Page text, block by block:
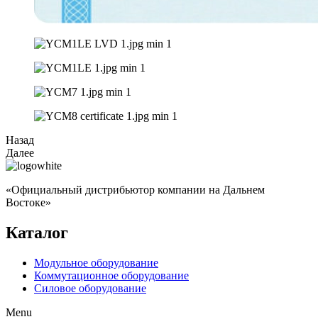
Назад
Далее
«Официальный дистрибьютор компании на Дальнем
Востоке»
Каталог
Модульное оборудование
Коммутационное оборудование
Силовое оборудование
Menu